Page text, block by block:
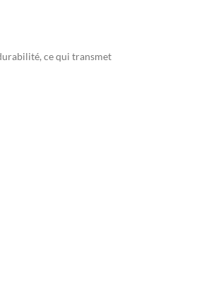
ce qui transmet